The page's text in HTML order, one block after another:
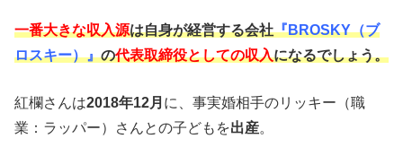
一番大きな収入源は自身が経営する会社『BROSKY（ブ
ロスキー）』の代表取締役としての収入になるでしょう。
紅欄さんは2018年12月 に、事実婚相手のリッキー（職
業：ラッパー）さんとの子どもを出産。